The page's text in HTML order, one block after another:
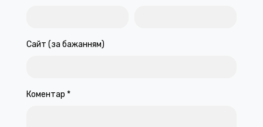
Сайт (за бажанням)
Коментар *